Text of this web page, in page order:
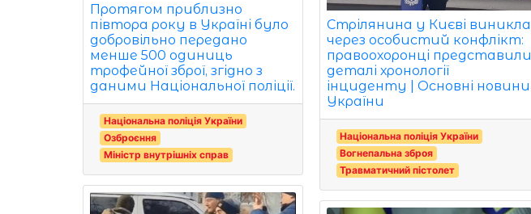
Протягом приблизно
півтора року в Україні було
добровільно передано
менше 500 одиниць
трофейної зброї, згідно з
даними Національної поліції.
Національна поліція України
Озброєння
Міністр внутрішніх справ
Стрілянина у Києві виникла
через особистий конфлікт:
правоохоронці представили
деталі хронології
інциденту | Основні новини
України
Національна поліція України
Вогнепальна зброя
Травматичний пістолет